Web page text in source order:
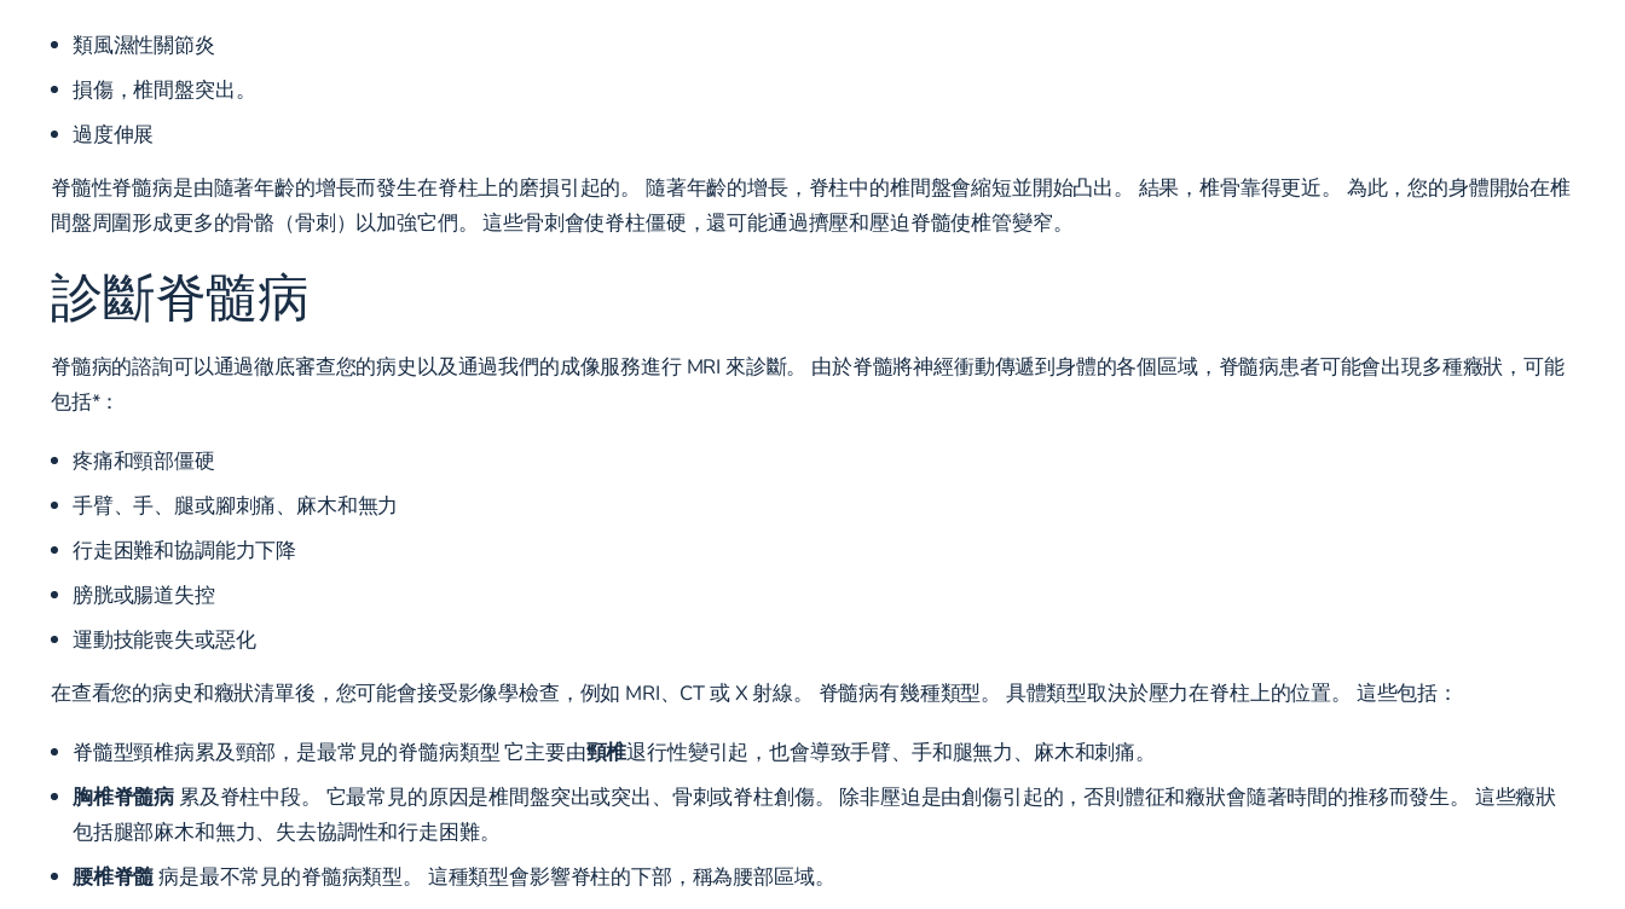
類風濕性關節炎
損傷，椎間盤突出。
過度伸展
脊髓性脊髓病是由隨著年齡的增長而發生在脊柱上的磨損引起的。 隨著年齡的增長，脊柱中的椎間盤會縮短並開始凸出。 結果，椎骨靠得更近。 為此，您的身體開始在椎
間盤周圍形成更多的骨骼（骨刺）以加強它們。 這些骨刺會使脊柱僵硬，還可能通過擠壓和壓迫脊髓使椎管變窄。
診斷脊髓病
脊髓病的諮詢可以通過徹底審查您的病史以及通過我們的成像服務進行 MRI 來診斷。 由於脊髓將神經衝動傳遞到身體的各個區域，脊髓病患者可能會出現多種癥狀，可能
包括*：
疼痛和頸部僵硬
手臂、手、腿或腳刺痛、麻木和無力
行走困難和協調能力下降
膀胱或腸道失控
運動技能喪失或惡化
在查看您的病史和癥狀清單後，您可能會接受影像學檢查，例如 MRI、CT 或 X 射線。 脊髓病有幾種類型。 具體類型取決於壓力在脊柱上的位置。 這些包括：
脊髓型頸椎病累及頸部，是最常見的脊髓病類型 它主要由頸椎退行性變引起，也會導致手臂、手和腿無力、麻木和刺痛。
胸椎脊髓病 累及脊柱中段。 它最常見的原因是椎間盤突出或突出、骨刺或脊柱創傷。 除非壓迫是由創傷引起的，否則體征和癥狀會隨著時間的推移而發生。 這些癥狀
包括腿部麻木和無力、失去協調性和行走困難。
腰椎脊髓病是最不常見的脊髓病類型。 這種類型會影響脊柱的下部，稱為腰部區域。